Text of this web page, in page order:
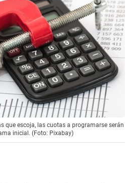
que escoja, las cuotas a programarse serán
inicial. (Foto: Pixabay)